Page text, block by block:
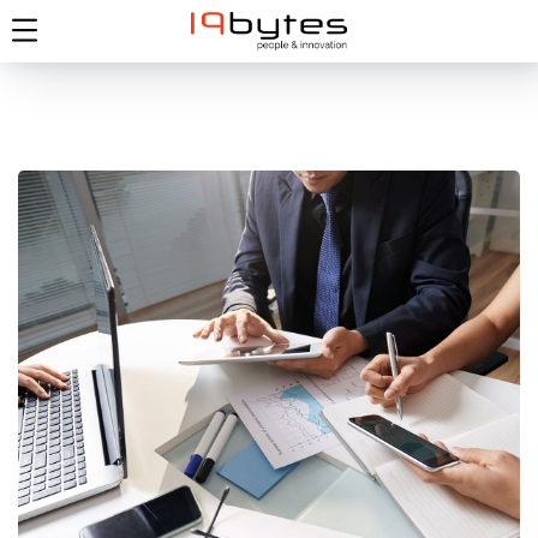
Continuous Integration &
Continuous Delivery (CI/CD)
DEVOPS /ENTWICKLUNG